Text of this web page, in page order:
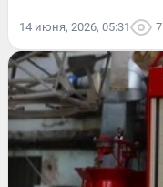
14 июня, 2026, 05:31